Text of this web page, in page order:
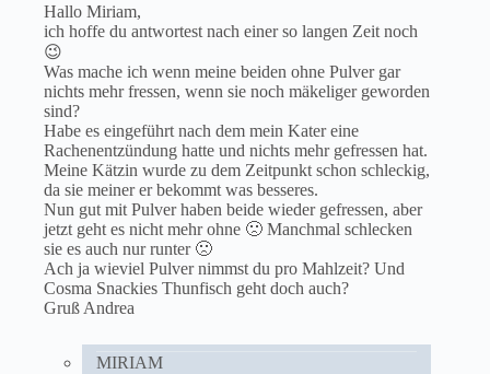
Hallo Miriam,
ich hoffe du antwortest nach einer so langen Zeit noch
😉
Was mache ich wenn meine beiden ohne Pulver gar
nichts mehr fressen, wenn sie noch mäkeliger geworden
sind?
Habe es eingeführt nach dem mein Kater eine
Rachenentzündung hatte und nichts mehr gefressen hat.
Meine Kätzin wurde zu dem Zeitpunkt schon schleckig,
da sie meiner er bekommt was besseres.
Nun gut mit Pulver haben beide wieder gefressen, aber
jetzt geht es nicht mehr ohne 🙁 Manchmal schlecken
sie es auch nur runter 🙁
Ach ja wieviel Pulver nimmst du pro Mahlzeit? Und
Cosma Snackies Thunfisch geht doch auch?
Gruß Andrea
MIRIAM